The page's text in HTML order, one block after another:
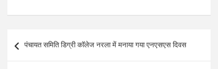
navigation
पंचायत समिति डिग्री कॉलेज नरला में मनाया गया एनएसएस दिवस